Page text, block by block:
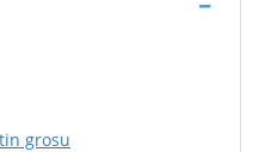
grosu